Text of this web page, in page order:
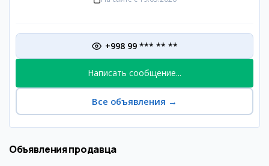
+998 99 *** ** **
Написать сообщение...
Все объявления →
Объявления продавца